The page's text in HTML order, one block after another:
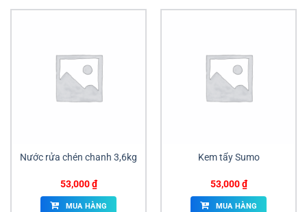
Nước rửa chén chanh 3,6kg
53,000₫
MUA HÀNG
Kem tẩy Sumo
53,000₫
MUA HÀNG